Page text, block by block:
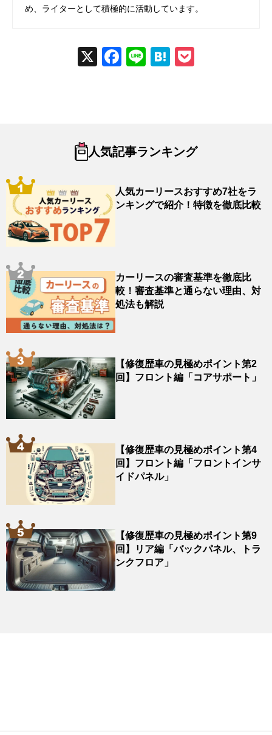
め、ライターとして積極的に活動しています。
X
Fac
Line
Hat
人気記事ランキング
人気カーリースおすすめ7社をラ
ンキングで紹介！特徴を徹底比較
カーリースの審査基準を徹底比
較！審査基準と通らない理由、対
処法も解説
【修復歴車の見極めポイント第2
回】フロント編「コアサポート」
【修復歴車の見極めポイント第4
回】フロント編「フロントインサ
イドパネル」
【修復歴車の見極めポイント第9
回】リア編「バックパネル、トラ
ンクフロア」